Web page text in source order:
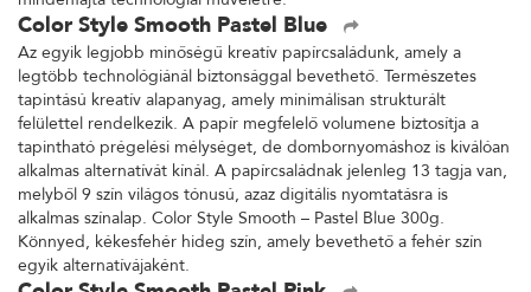
Color Style Smooth Pastel Blue
Az egyik legjobb minőségű kreatív papírcsaládunk, amely a
legtöbb technológiánál biztonsággal bevethető. Természetes
tapintású kreatív alapanyag, amely minimálisan strukturált
felülettel rendelkezik. A papír megfelelő volumene biztosítja a
tapintható prégelési mélységet, de dombornyomáshoz is kiválóan
alkalmas alternatívát kínál. A papírcsaládnak jelenleg 13 tagja van,
melyből 9 szín világos tónusú, azaz digitális nyomtatásra is
alkalmas színalap. Color Style Smooth – Pastel Blue 300g.
Könnyed, kékesfehér hideg szín, amely bevethető a fehér szín
egyik alternatívájaként.